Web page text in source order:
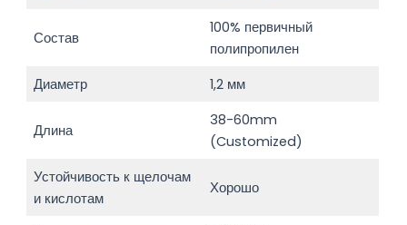
Состав
100% первичный
полипропилен
Диаметр
1,2 мм
Длина
38-60mm
(Customized)
Устойчивость к щелочам
и кислотам
Хорошо